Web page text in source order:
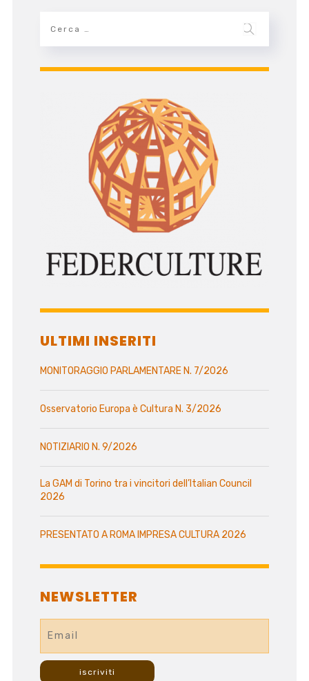
ULTIMI INSERITI
MONITORAGGIO PARLAMENTARE N. 7/2026
Osservatorio Europa è Cultura N. 3/2026
NOTIZIARIO N. 9/2026
La GAM di Torino tra i vincitori dell’Italian Council
2026
PRESENTATO A ROMA IMPRESA CULTURA 2026
NEWSLETTER